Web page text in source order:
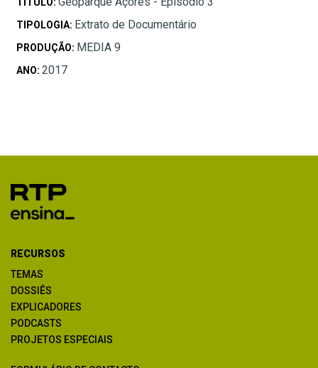
TIPOLOGIA: Extrato de Documentário
PRODUÇÃO: MEDIA 9
ANO: 2017
RECURSOS
TEMAS
DOSSIÊS
EXPLICADORES
PODCASTS
PROJETOS ESPECIAIS